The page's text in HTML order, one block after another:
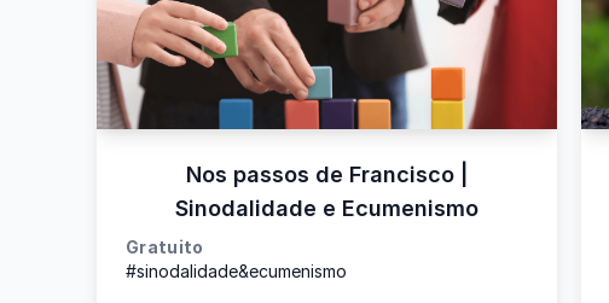
Nos passos de Francisco |
Sinodalidade e Ecumenismo
Gratuito
#sinodalidade&ecumenismo